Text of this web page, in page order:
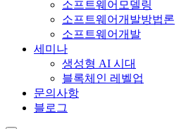
소프트웨어모델링
소프트웨어개발방법론
소프트웨어개발
세미나
생성형 AI 시대
블록체인 레벨업
문의사항
블로그